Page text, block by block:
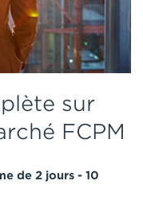
sur
FCPM
de 2 jours - 10